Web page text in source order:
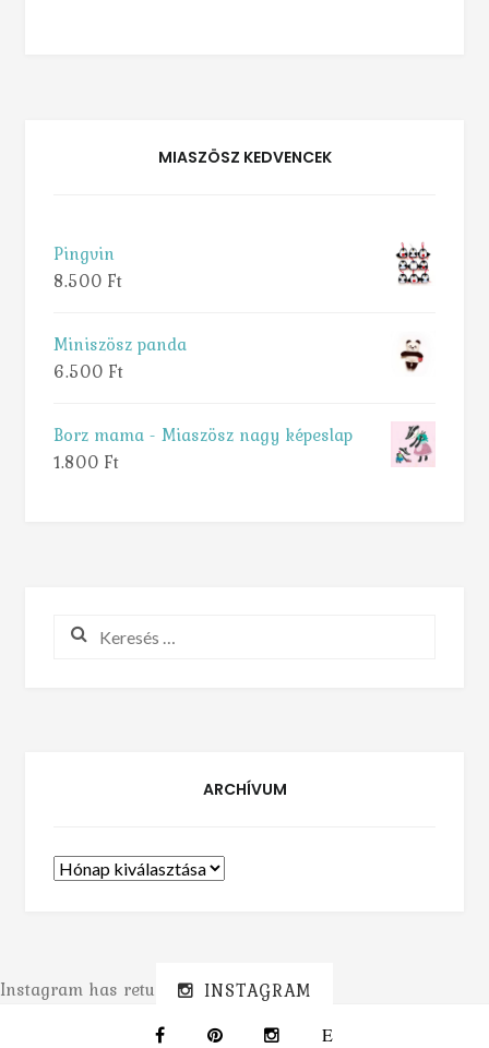
MIASZÖSZ KEDVENCEK
Pingvin
8.500 Ft
Miniszösz panda
6.500 Ft
Borz mama - Miaszösz nagy képeslap
1.800 Ft
Keresés:
ARCHÍVUM
Archívum
Instagram has returned invalid data.
INSTAGRAM